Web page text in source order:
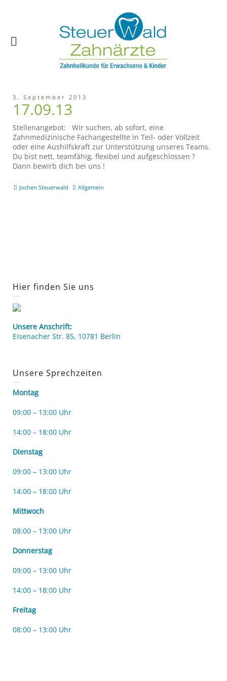
3. September 2013
17.09.13
Stellenangebot: Wir suchen, ab sofort, eine
Zahnmedizinische Fachangestellte in Teil- oder Vollzeit
oder eine Aushilfskraft zur Unterstützung unseres Teams.
Du bist nett, teamfähig, flexibel und aufgeschlossen ?
Dann bewirb dich bei uns !
Jochen Steuerwald Allgemein
Hier finden Sie uns
Unsere Anschrift:
Eisenacher Str. 85, 10781 Berlin
Unsere Sprechzeiten
Montag
09:00 – 13:00 Uhr
14:00 – 18:00 Uhr
Dienstag
09:00 – 13:00 Uhr
14:00 – 18:00 Uhr
Mittwoch
08:00 – 13:00 Uhr
Donnerstag
09:00 – 13:00 Uhr
14:00 – 18:00 Uhr
Freitag
08:00 – 13:00 Uhr